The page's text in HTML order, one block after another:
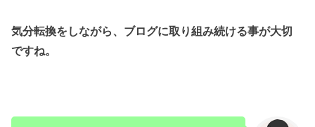
気分転換をしながら、ブログに取り組み続ける事が大切
ですね。